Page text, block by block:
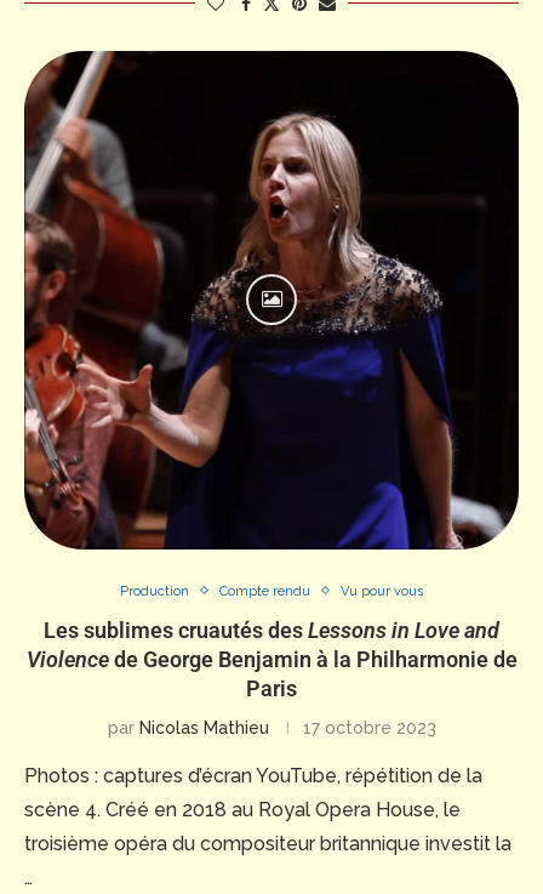
Production Compte rendu Vu pour vous
Les sublimes cruautés desLessons in Love and
Violencede George Benjamin à la Philharmonie de
Paris
par Nicolas Mathieu 17 octobre 2023
Photos : captures d’écran YouTube, répétition de la
scène 4. Créé en 2018 au Royal Opera House, le
troisième opéra du compositeur britannique investit la
…